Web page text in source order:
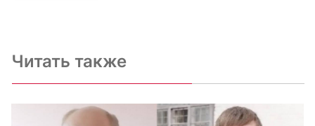
Читать также